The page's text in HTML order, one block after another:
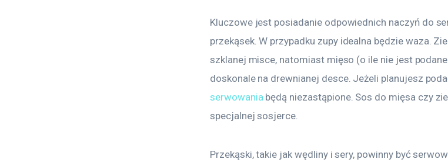
Kluczowe jest posiadanie odpowiednich naczyń do
przekąsek. W przypadku zupy idealna będzie waza.
szklanej misce, natomiast mięso (o ile nie jest
doskonale na drewnianej desce. Jeżeli planujesz
serwowania będą niezastąpione. Sos do mięsa czy
specjalnej sosjerce.
Przekąski, takie jak wędliny i sery, powinny być